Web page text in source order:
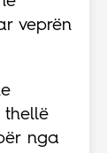
veprën
thellë
nga